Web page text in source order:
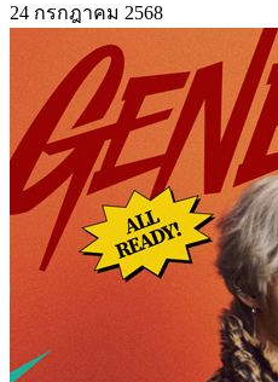
24 กรกฎาคม 2568